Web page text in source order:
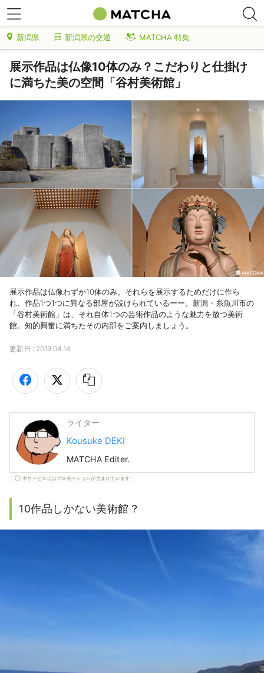
新潟県 新潟県の交通 MATCHA 特集
展示作品は仏像10体のみ？こだわりと仕掛け
に満ちた美の空間「谷村美術館」
展示作品は仏像わずか10体のみ。それらを展示するためだけに作ら
れ、作品1つ1つに異なる部屋が設けられているーー。新潟・糸魚川市の
「谷村美術館」は、それ自体1つの芸術作品のような魅力を放つ美術
館。知的興奮に満ちたその内部をご案内しましょう。
更新日 : 2019.04.14
ライター
Kousuke DEKI
MATCHA Editer.
本サービスにはプロモーションが含まれています
10作品しかない美術館？